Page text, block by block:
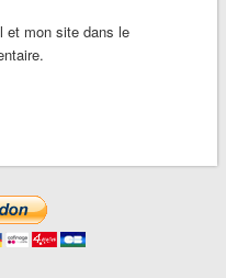
et mon site dans le